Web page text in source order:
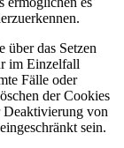
über das Setzen
im Einzelfall
Fälle oder
der Cookies
Deaktivierung von
sein.